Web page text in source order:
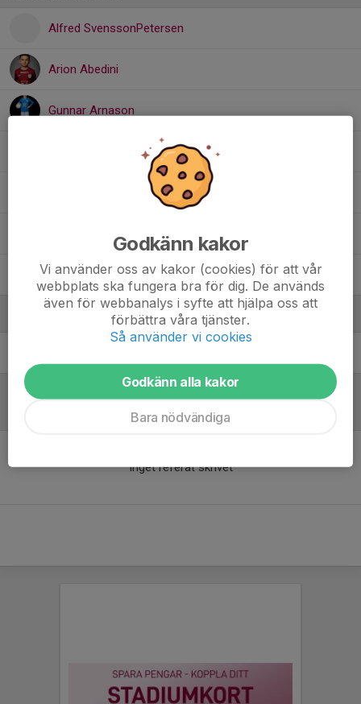
Alfred SvenssonPetersen
Arion Abedini
Gunnar Arnason
Kevin Hansson
Vilgot Sandsten
Inget referat skrivet
Godkänn kakor
Vi använder oss av kakor (cookies) för att vår
webbplats ska fungera bra för dig. De används
även för webbanalys i syfte att hjälpa oss att
förbättra våra tjänster.
Så använder vi cookies
Godkänn alla kakor
Bara nödvändiga